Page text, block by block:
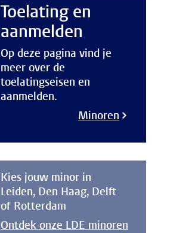
Toelating en
aanmelden
Op deze pagina vind je
meer over de
toelatingseisen en
aanmelden.
Minoren
Kies jouw minor in
Leiden, Den Haag, Delft
of Rotterdam
Ontdek onze LDE minoren